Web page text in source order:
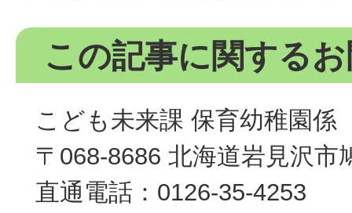
この記事に関する
こども未来課 保育幼稚園係
〒068-8686 北海道岩見沢市
直通電話：0126-35-4253